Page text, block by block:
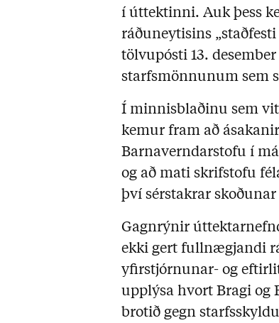
í úttektinni. Auk þess
ráðuneytisins
tölvupósti 13.
starfsmönnunum sem
Í minnisblaðinu sem
kemur fram að
Barnaverndarstofu í
og að mati skrifstofu
því sérstakrar skoðunar
Gagnrýnir
ekki gert fullnægjandi
yfirstjórnunar- og
upplýsa hvort Bragi og
brotið gegn